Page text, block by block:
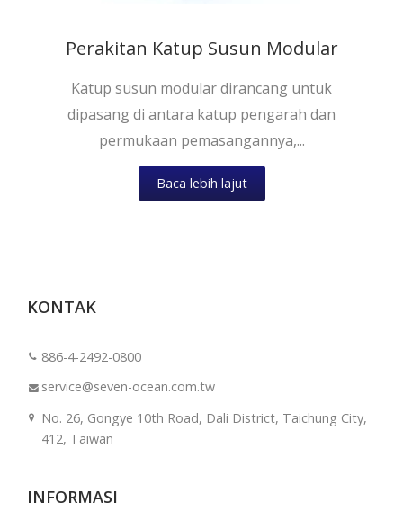
Perakitan Katup Susun Modular
Katup susun modular dirancang untuk
dipasang di antara katup pengarah dan
permukaan pemasangannya,...
Baca lebih lajut
KONTAK
886-4-2492-0800
service@seven-ocean.com.tw
No. 26, Gongye 10th Road, Dali District, Taichung City,
412, Taiwan
INFORMASI